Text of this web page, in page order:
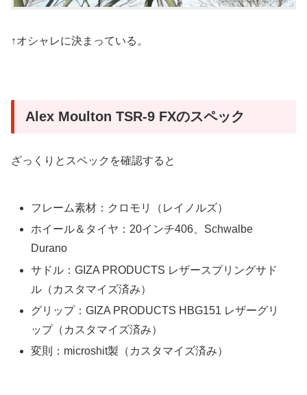
↑オシャレに決まっている。
Alex Moulton TSR-9 FXのスペック
ざっくりとスペックを確認すると
フレーム素材：クロモリ（レイノルズ）
ホイール＆タイヤ：20インチ406、Schwalbe
Durano
サドル：GIZA PRODUCTS レザースプリングサド
ル（カスタマイズ済み）
グリップ：GIZA PRODUCTS HBG151 レザーグリ
ップ（カスタマイズ済み）
変則：microshit製（カスタマイズ済み）